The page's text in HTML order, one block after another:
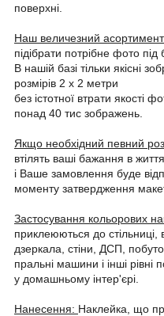
поверхні.
Наш величезний
підібрати потрібне фото під
В нашій базі тільки якісні
розмірів 2 х 2 метри
без істотної втрати якості
понад 40 тис зображень.
Якщо необхідний певний
втілять ваші бажання в життя
і Ваше замовлення буде
моменту затвердження
Застосування кольорових
приклеюються до стільниці,
дзеркала, стіни, ДСП,
пральні машини і інші рівні
у домашньому інтер'єрі.
Нанесення: Наклейка, що